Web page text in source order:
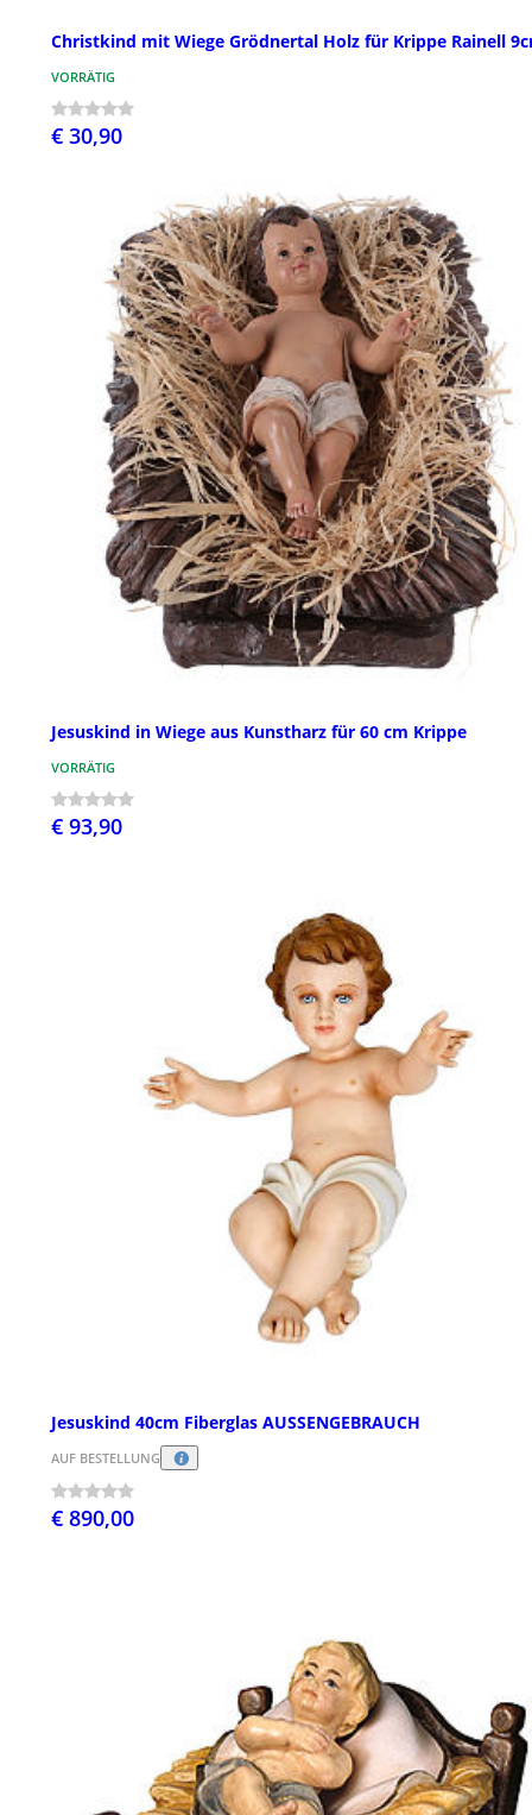
Christkind mit Wiege Grödnertal Holz für Krippe Rainell
VORRÄTIG
€ 30,90
Jesuskind in Wiege aus Kunstharz für 60 cm Krippe
VORRÄTIG
€ 93,90
Jesuskind 40cm Fiberglas AUSSENGEBRAUCH
AUF BESTELLUNG
€ 890,00